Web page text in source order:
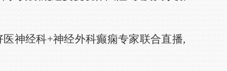
神经科+神经外科癫痫专家联合直播,